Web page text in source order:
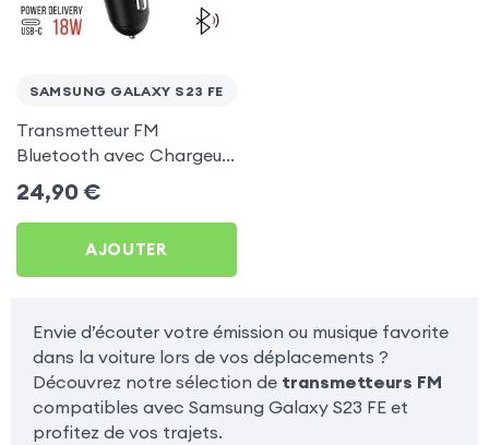
SAMSUNG GALAXY S23 FE
Transmetteur FM
Bluetooth avec Chargeur
Allume Cigare USB / USB-
C, C2 - Noir pour Samsung
Galaxy S23 FE
24,90 €
AJOUTER
Envie d’écouter votre émission ou musique favorite
dans la voiture lors de vos déplacements ?
Découvrez notre sélection de transmetteurs FM
compatibles avec Samsung Galaxy S23 FE et
profitez de vos trajets.